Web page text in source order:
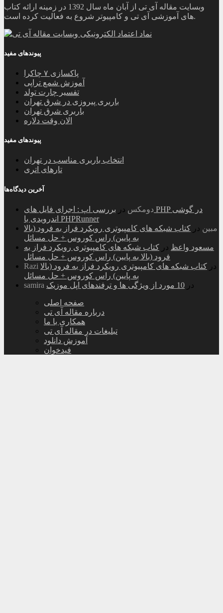
وبسایت مقاله آی تی از آبان ماه سال 1392 در زمینه ارائه کتاب
های آموزشی آی تی و کامپیوتر شروع به فعالیت کرده است.
پیوندهای مفید
پاکسازی ۷ چاکرا
آموزش شمع تراپی
تفسیر چارت تولد
باربری پیروزی در شرق تهران
باربری شرق تهران
الان وقت دلاره
پیوندهای مفید
انتخاب باربری مناسب در تهران
تارهای اتری
آخرین دیدگاه‌ها
دومکس در بررسی اپ : اجرای فایل های PHP در گوشی
اندرویدی با PHPRunner
مبین در کتاب شبکه های کامپیوتری رویکرد فراز به فرود (بالا
به پایین) راس کوروس + حل مسائل
مسعود واعظ در کتاب شبکه های کامپیوتری رویکرد فراز به
فرود (بالا به پایین) راس کوروس + حل مسائل
Razi
در کتاب شبکه های کامپیوتری رویکرد فراز به فرود (بالا
به پایین) راس کوروس + حل مسائل
samira
در 10 مورد از ویژگی ها و ترفندهای اپل موزیک
صفحه اصلی
درباره مقاله آی تی
همکاری با ما
تبلیغات در مقاله آی تی
آموزش دانلود
فیدخوان